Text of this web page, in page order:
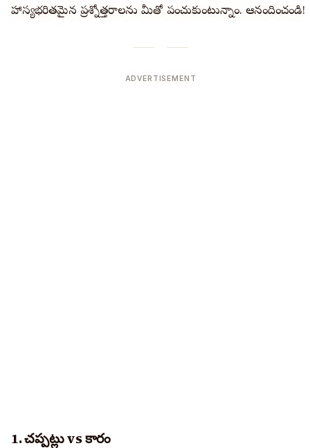
హాస్యభరితమైన ప్రశ్నోత్తరాలను మీతో పంచుకుంటున్నాం. ఆనందించండి!
ADVERTISEMENT
1. చప్పట్లు vs కారం